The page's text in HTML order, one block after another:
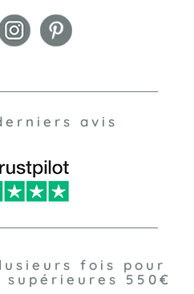
avis
fois pour
supérieures 550€